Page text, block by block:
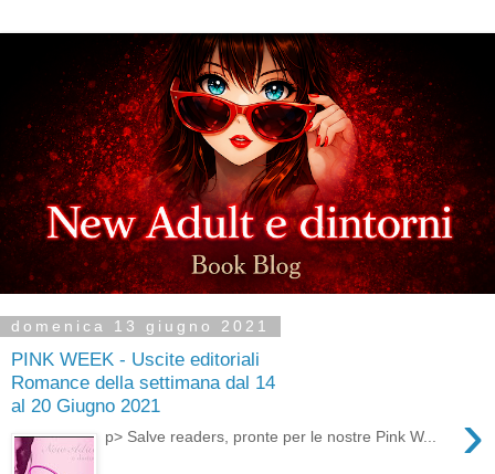
domenica 13 giugno 2021
PINK WEEK - Uscite editoriali
Romance della settimana dal 14
al 20 Giugno 2021
›
p> Salve readers, pronte per le nostre Pink W...